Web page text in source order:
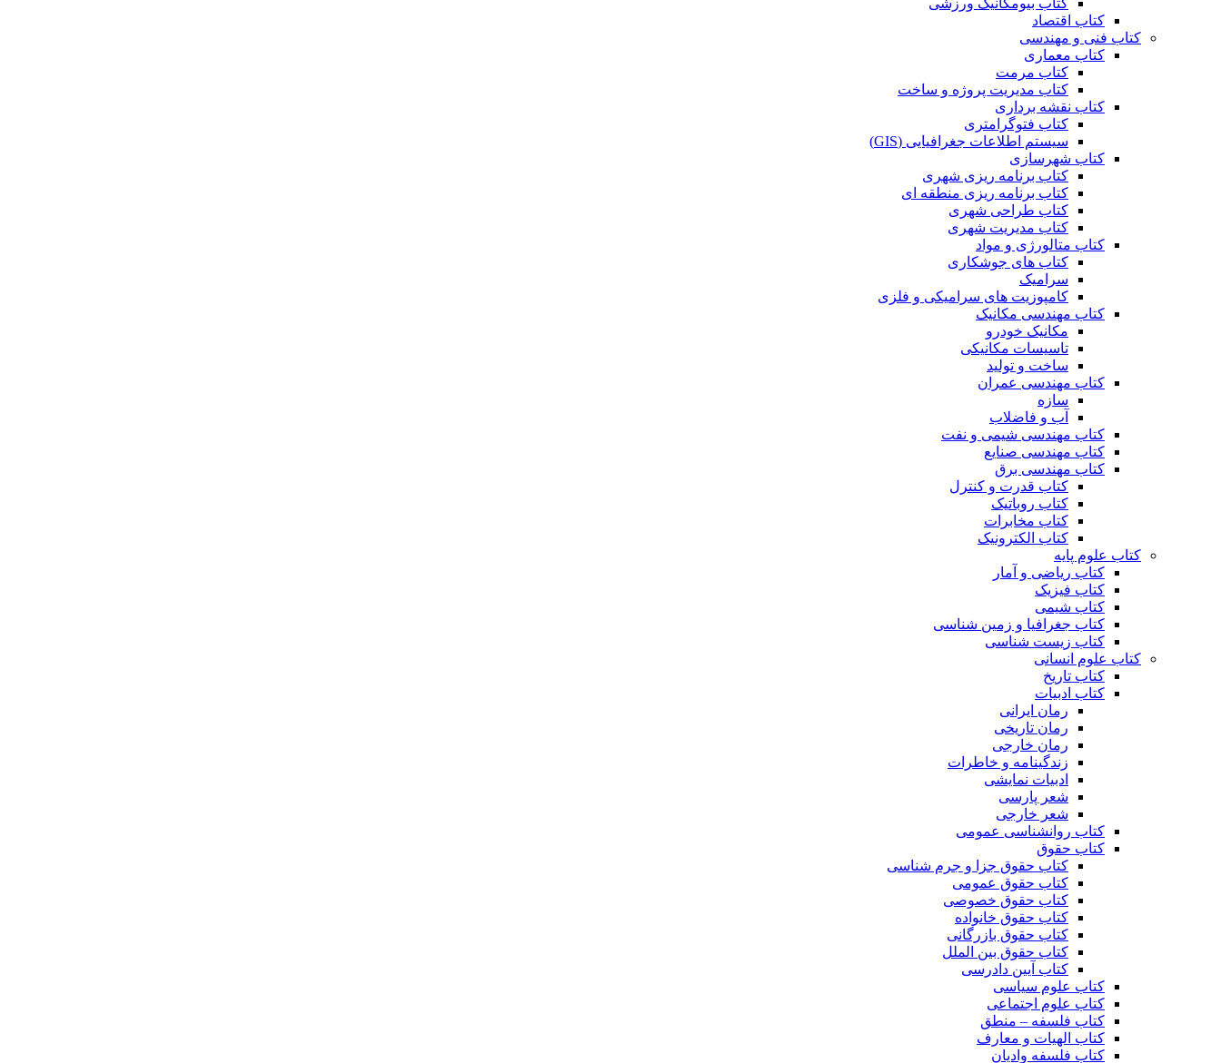
کتاب اقتصاد
کتاب فنی و مهندسی
کتاب معماری
کتاب مرمت
کتاب مدیریت پروژه و ساخت
کتاب نقشه برداری
کتاب فتوگرامتری
سیستم اطلاعات جغرافیایی (GIS)
کتاب شهرسازی
کتاب برنامه ریزی شهری
کتاب برنامه ریزی منطقه ای
کتاب طراحی شهری
کتاب مدیریت شهری
کتاب متالورژی و مواد
کتاب های جوشکاری
سرامیک
کامپوزیت های سرامیکی و فلزی
کتاب مهندسی مکانیک
مکانیک خودرو
تاسیسات مکانیکی
ساخت و تولید
کتاب مهندسی عمران
سازه
آب و فاضلاب
کتاب مهندسی شیمی و نفت
کتاب مهندسی صنایع
کتاب مهندسی برق
کتاب قدرت و کنترل
کتاب روباتیک
کتاب مخابرات
کتاب الکترونیک
کتاب علوم پایه
کتاب ریاضی و آمار
کتاب فیزیک
کتاب شیمی
کتاب جغرافیا و زمین شناسی
کتاب زیست شناسی
کتاب علوم انسانی
کتاب تاریخ
کتاب ادبیات
رمان ایرانی
رمان تاریخی
رمان خارجی
زندگینامه و خاطرات
ادبیات نمایشی
شعر پارسی
شعر خارجی
کتاب روانشناسی عمومی
کتاب حقوق
کتاب حقوق جزا و جرم شناسی
کتاب حقوق عمومی
کتاب حقوق خصوصی
کتاب حقوق خانواده
کتاب حقوق بازرگانی
کتاب حقوق بین الملل
کتاب آیین دادرسی
کتاب علوم سیاسی
کتاب علوم اجتماعی
کتاب فلسفه – منطق
کتاب الهیات و معارف
کتاب فلسفه وادیان